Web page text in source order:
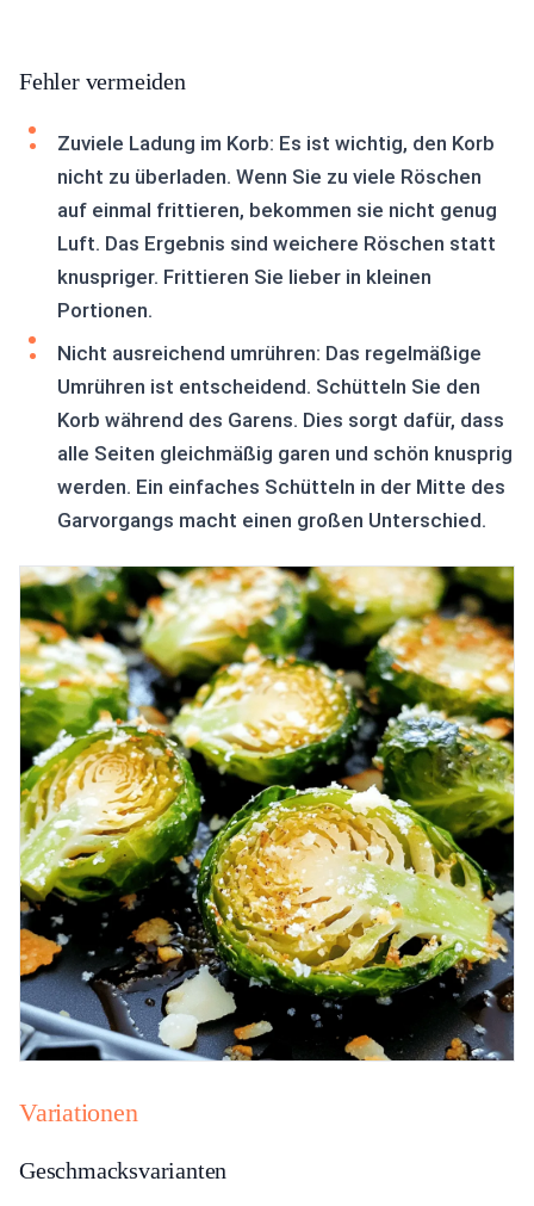
Fehler vermeiden
Zuviele Ladung im Korb: Es ist wichtig, den Korb
nicht zu überladen. Wenn Sie zu viele Röschen
auf einmal frittieren, bekommen sie nicht genug
Luft. Das Ergebnis sind weichere Röschen statt
knuspriger. Frittieren Sie lieber in kleinen
Portionen.
Nicht ausreichend umrühren: Das regelmäßige
Umrühren ist entscheidend. Schütteln Sie den
Korb während des Garens. Dies sorgt dafür, dass
alle Seiten gleichmäßig garen und schön knusprig
werden. Ein einfaches Schütteln in der Mitte des
Garvorgangs macht einen großen Unterschied.
Variationen
Geschmacksvarianten